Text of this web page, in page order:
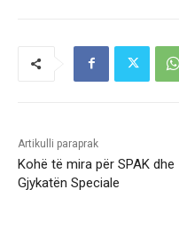
Artikulli paraprak
Kohë të mira për SPAK dhe
Gjykatën Speciale